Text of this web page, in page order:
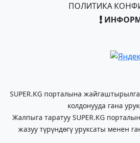
ПОЛИТИКА
SUPER.KG порталына
колдонууда гана
Жалпыга таратуу SUPER.KG
жазуу түрүндөгү уруксаты менен